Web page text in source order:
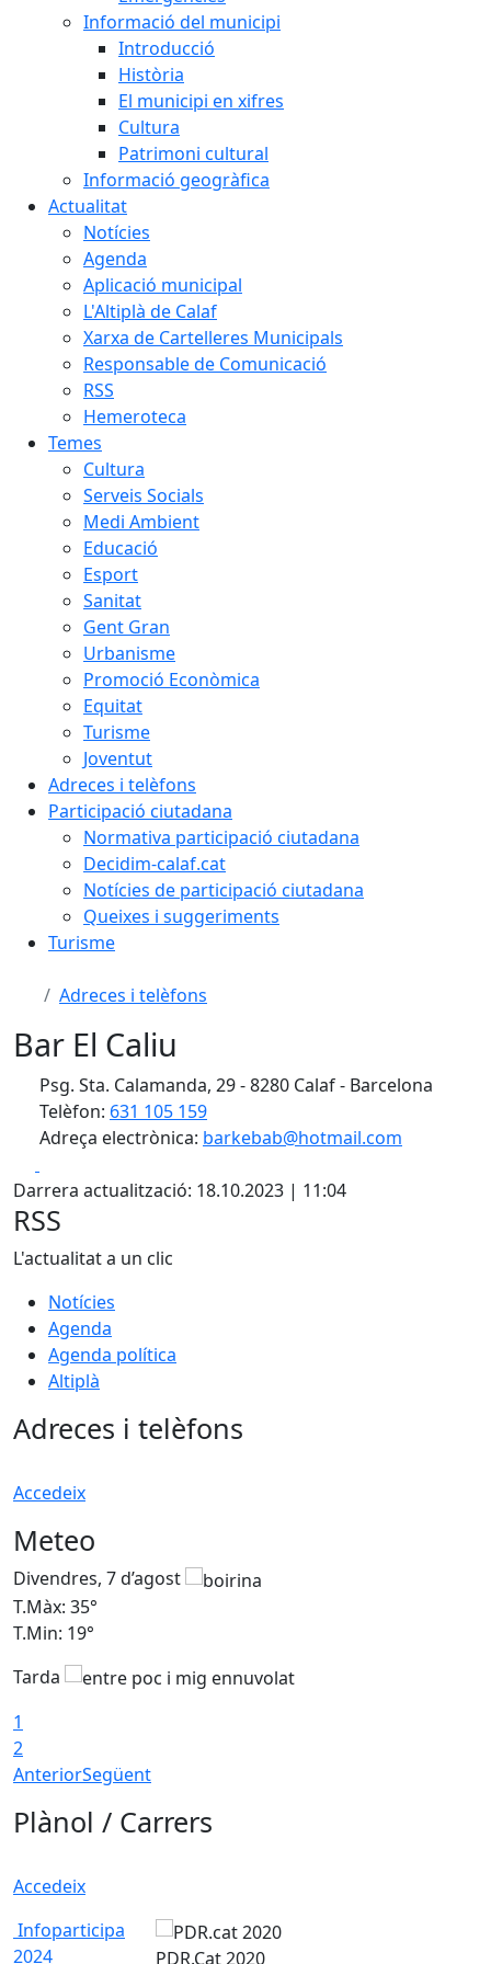
Informació del municipi
Introducció
Història
El municipi en xifres
Cultura
Patrimoni cultural
Informació geogràfica
Actualitat
Notícies
Agenda
Aplicació municipal
L'Altiplà de Calaf
Xarxa de Cartelleres Municipals
Responsable de Comunicació
RSS
Hemeroteca
Temes
Cultura
Serveis Socials
Medi Ambient
Educació
Esport
Sanitat
Gent Gran
Urbanisme
Promoció Econòmica
Equitat
Turisme
Joventut
Adreces i telèfons
Participació ciutadana
Normativa participació ciutadana
Decidim-calaf.cat
Notícies de participació ciutadana
Queixes i suggeriments
Turisme
Adreces i telèfons
Bar El Caliu
Psg. Sta. Calamanda, 29 - 8280 Calaf - Barcelona
Telèfon: 631 105 159
Adreça electrònica: barkebab@hotmail.com
Darrera actualització: 18.10.2023 | 11:04
RSS
L'actualitat a un clic
Notícies
Agenda
Agenda política
Altiplà
Adreces i telèfons
Accedeix
Meteo
Divendres, 7 d’agost
T.Màx: 35°
T.Min: 19°
Tarda
1
2
AnteriorSegüent
Plànol / Carrers
Accedeix
Infoparticipa
2024
PDR.Cat 2020